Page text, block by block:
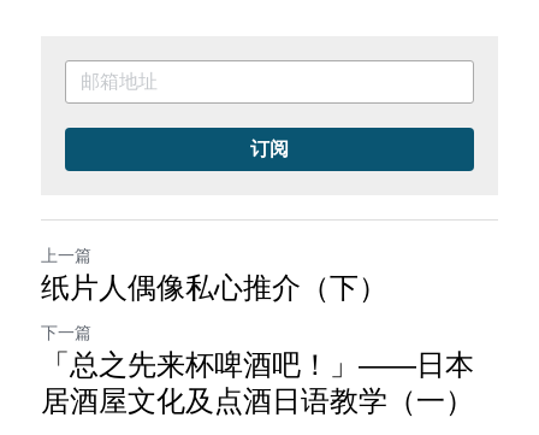
订阅
上一篇
纸片人偶像私心推介（下）
下一篇
「总之先来杯啤酒吧！」——日本
居酒屋文化及点酒日语教学（一）